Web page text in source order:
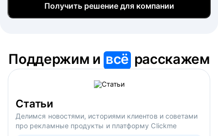
Получить решение для компании
Поддержим ивсё расскажем
Статьи
Делимся новостями, историями клиентов и советами
про рекламные продукты и платформу Clickme